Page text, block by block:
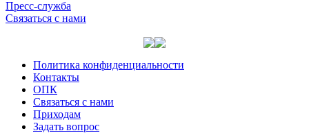
Пресс-служба
Связаться с нами
Политика конфиденциальности
Контакты
ОПК
Связаться с нами
Приходам
Задать вопрос